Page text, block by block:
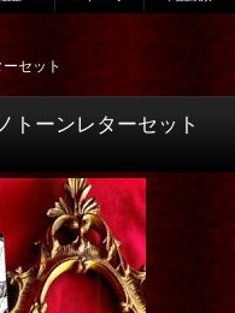
セット
トーンレターセット